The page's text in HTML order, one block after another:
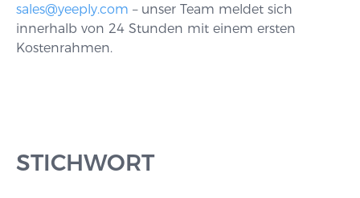
sales@yeeply.com – unser Team meldet sich
innerhalb von 24 Stunden mit einem ersten
Kostenrahmen.
STICHWORT